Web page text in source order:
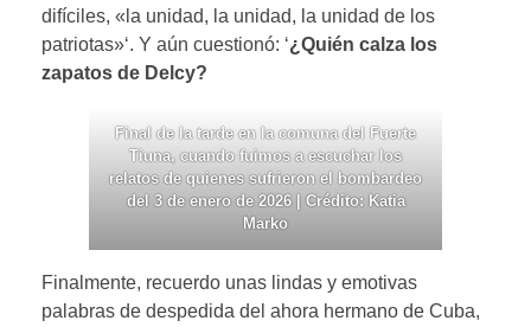
difíciles, «la unidad, la unidad, la unidad de los
patriotas»‘. Y aún cuestionó: ‘¿Quién calza los
zapatos de Delcy?
Final de la tarde en la comuna del Fuerte
Tiuna, cuando fuimos a escuchar los
relatos de quienes sufrieron el bombardeo
del 3 de enero de 2026 | Crédito: Katia
Marko
Finalmente, recuerdo unas lindas y emotivas
palabras de despedida del ahora hermano de Cuba,